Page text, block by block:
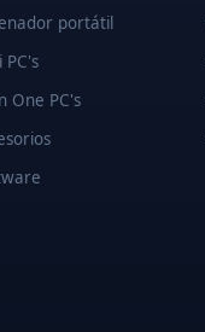
portátil
PC's
One PC's